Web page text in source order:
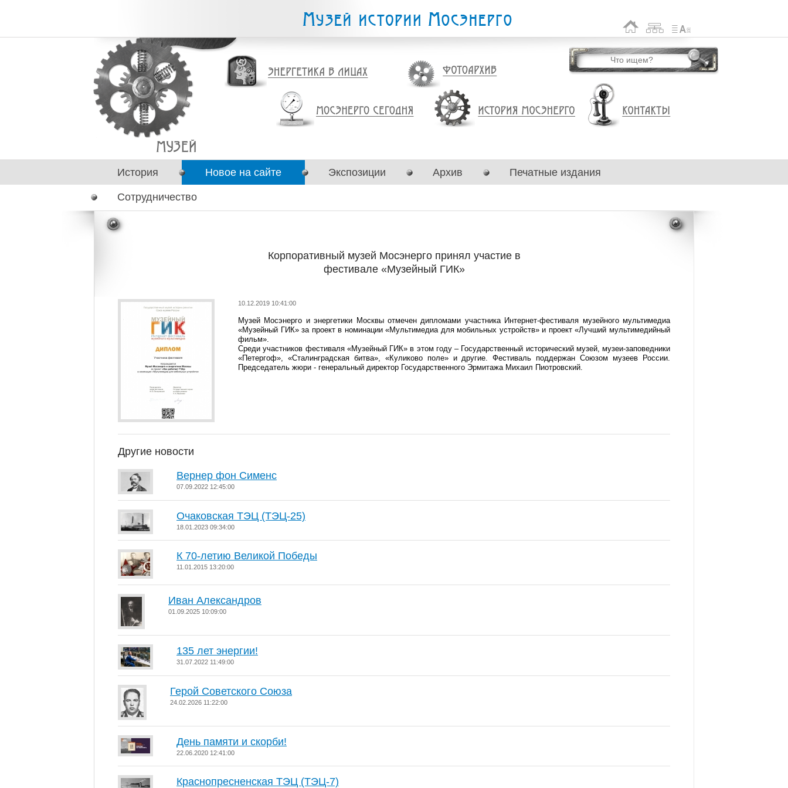
История Новое на сайте Экспозиции Архив Печатные издания
Сотрудничество
Корпоративный музей Мосэнерго принял участие в
фестивале «Музейный ГИК»
10.12.2019 10:41:00
Музей Мосэнерго и энергетики Москвы отмечен дипломами участника Интернет-фестиваля музейного мультимедиа
«Музейный ГИК» за проект в номинации «Мультимедиа для мобильных устройств» и проект «Лучший мультимедийный
фильм».
Среди участников фестиваля «Музейный ГИК» в этом году – Государственный исторический музей, музеи-заповедники
«Петергоф», «Сталинградская битва», «Куликово поле» и другие. Фестиваль поддержан Союзом музеев России.
Председатель жюри - генеральный директор Государственного Эрмитажа Михаил Пиотровский.
Другие новости
Вернер фон Сименс
07.09.2022 12:45:00
Очаковская ТЭЦ (ТЭЦ-25)
18.01.2023 09:34:00
К 70-летию Великой Победы
11.01.2015 13:20:00
Иван Александров
01.09.2025 10:09:00
135 лет энергии!
31.07.2022 11:49:00
Герой Советского Союза
24.02.2026 11:22:00
День памяти и скорби!
22.06.2020 12:41:00
Краснопресненская ТЭЦ (ТЭЦ-7)